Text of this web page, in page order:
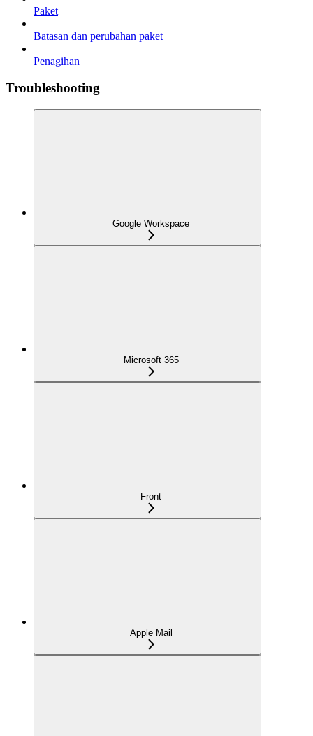
Paket
Batasan dan perubahan paket
Penagihan
Troubleshooting
Google Workspace
Microsoft 365
Front
Apple Mail